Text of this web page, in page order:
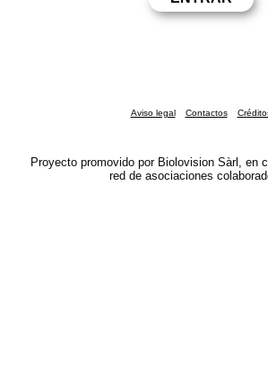
Aviso legal Contactos
Proyecto promovido por Biolovision Sàrl, en
red de asociaciones